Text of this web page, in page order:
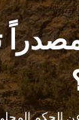
الحكم